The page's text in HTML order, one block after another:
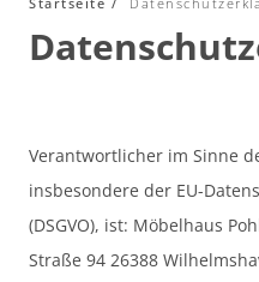
Verantwortlicher im Sinne
insbesondere der EU-
(DSGVO), ist: Möbelhaus
Straße 94 26388